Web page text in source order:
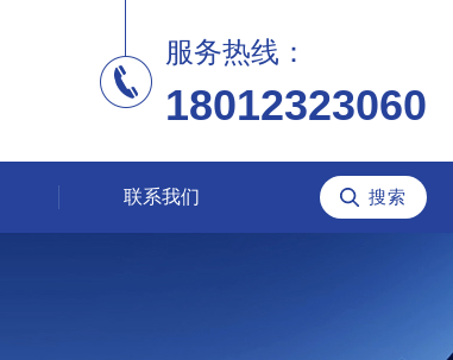
服务热线：
18012323060
联系我们